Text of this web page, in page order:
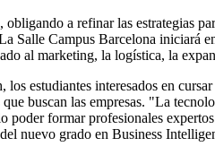
a refinar las estrategias
Salle Campus Barcelona iniciará
al marketing, la logística, la
los estudiantes interesados ​​en
buscan las empresas. "La
poder formar profesionales
nuevo grado en Business